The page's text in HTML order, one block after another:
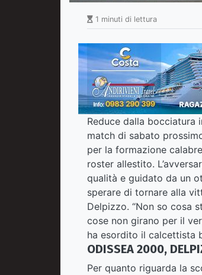
1 minuti di lettura
Reduce dalla bocciatura
match di sabato
per la formazione
roster allestito.
qualità e guidato da un
sperare di tornare alla
Delpizzo. “Non so cosa
cose non girano per il
ha esordito il calcettista
ODISSEA 2000,
Per quanto riguarda la